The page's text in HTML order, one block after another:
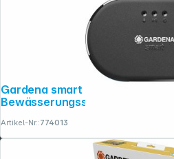
Gardena smart Irrigation Control
Bewässerungssteuerung
Artikel-Nr.:774013